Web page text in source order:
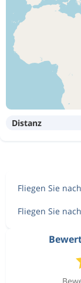
Distanz
Fliegen Sie
Fliegen Sie